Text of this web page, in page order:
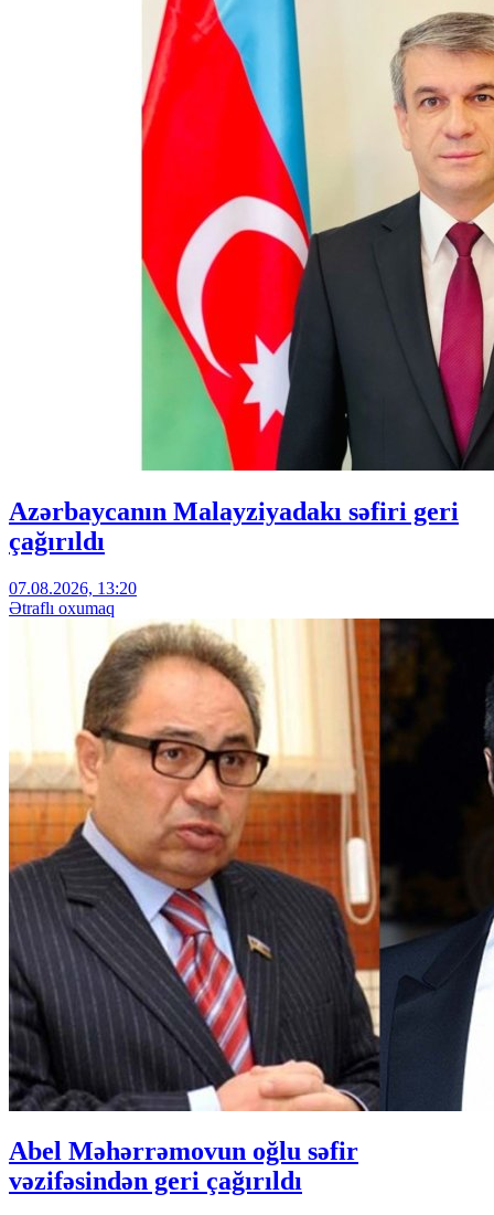
Azərbaycanın Malayziyadakı səfiri geri
çağırıldı
07.08.2026, 13:20
Ətraflı oxumaq
Abel Məhərrəmovun oğlu səfir
vəzifəsindən geri çağırıldı